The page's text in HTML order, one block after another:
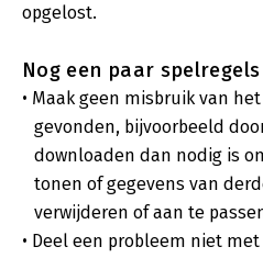
opgelost.
Nog een paar spelregels
Maak geen misbruik van
gevonden, bijvoorbeeld
downloaden dan nodig is
tonen of gegevens van
verwijderen of aan te
Deel een probleem niet